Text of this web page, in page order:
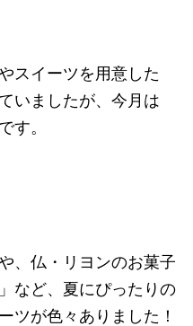
スイーツを用意した
いましたが、今月は
す。
、仏・リヨンのお菓子
など、夏にぴったりの
ツが色々ありました！